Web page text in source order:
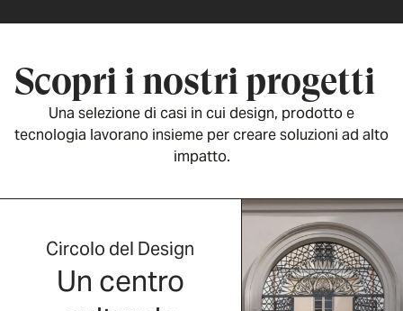
Scopri i nostri progetti
Una selezione di casi in cui design, prodotto e
tecnologia lavorano insieme per creare soluzioni ad alto
impatto.
Circolo del Design
Un centro